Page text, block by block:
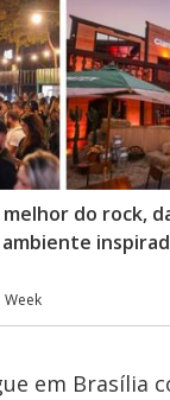
do rock,
em Brasília